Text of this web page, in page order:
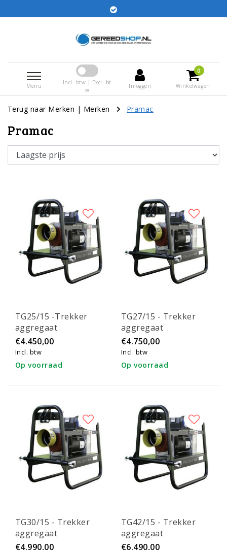
Menu
Incl. btw | Excl. bt
w
Inloggen
0
Winkelwagen
Terug naar Merken | Merken Pramac
Pramac
TG25/15 -Trekker
aggregaat
€4.450,00
Incl. btw
Op voorraad
TG27/15 - Trekker
aggregaat
€4.750,00
Incl. btw
Op voorraad
TG30/15 - Trekker
aggregaat
€4.990,00
TG42/15 - Trekker
aggregaat
€6.490,00